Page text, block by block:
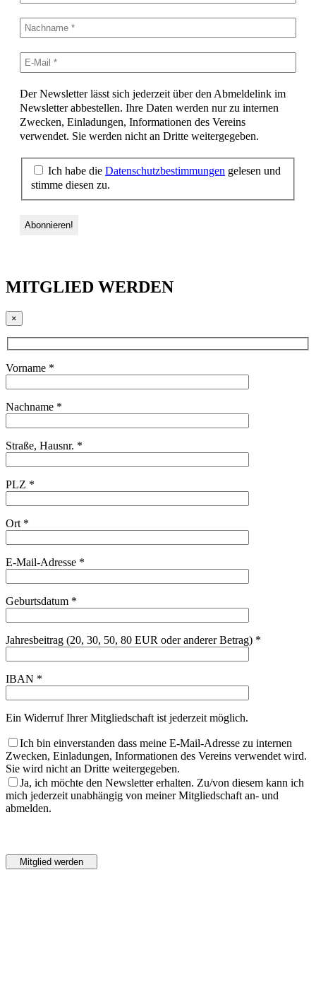
Der Newsletter lässt sich jederzeit über den Abmeldelink im
Newsletter abbestellen. Ihre Daten werden nur zu internen
Zwecken, Einladungen, Informationen des Vereins
verwendet. Sie werden nicht an Dritte weitergegeben.
Ich habe die Datenschutzbestimmungen gelesen und
stimme diesen zu.
MITGLIED WERDEN
×
Vorname *
Nachname *
Straße, Hausnr. *
PLZ *
Ort *
E-Mail-Adresse *
Geburtsdatum *
Jahresbeitrag (20, 30, 50, 80 EUR oder anderer Betrag) *
IBAN *
Ein Widerruf Ihrer Mitgliedschaft ist jederzeit möglich.
Ich bin einverstanden dass meine E-Mail-Adresse zu internen
Zwecken, Einladungen, Informationen des Vereins verwendet wird.
Sie wird nicht an Dritte weitergegeben.
Ja, ich möchte den Newsletter erhalten. Zu/von diesem kann ich
mich jederzeit unabhängig von meiner Mitgliedschaft an- und
abmelden.
dieses
Feld
lasse
dieses